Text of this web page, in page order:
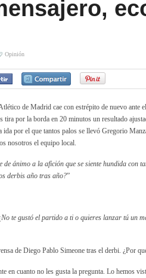
Opinión
de Madrid cae con estrépito de nuevo ante
por la borda en 20 minutos un resultado
ida por el que tantos palos se llevó Gregorio
nosotros el equipo local.
de ánimo a la afición que se siente hundida con
derbis año tras año?”
te gustó el partido a ti o quieres lanzar tú un
de Diego Pablo Simeone tras el derbi. ¿Por
en cuanto no les gusta la pregunta. Lo hemos